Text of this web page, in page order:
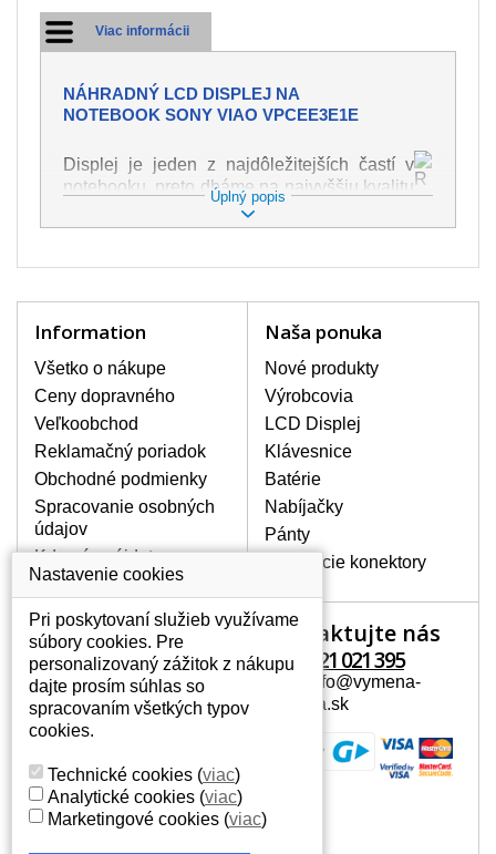
Viac informácii
NÁHRADNÝ LCD DISPLEJ NA
NOTEBOOK SONY VIAO VPCEE3E1E
Displej je jeden z najdôležitejších častí v
notebooku, preto dbáme na najvyššiu kvalitu
tohto náhradného dielu. Slúži k
zobrazovaniu textu či obrazu v rôznej
najväčšou opatrnosťou. Medzi najčastejšie
poškodenie napr. prasklinu alebo
poškrábanie. Ďalej zvislé pruhy, nesvietiaci
displej, preblikávanie alebo nerovnomerný
jas.
LCD DISPLEJE NAJVYŠŠEJ
KVALITY !
Skladom držíme len originálne displeje, ktoré
spĺňajú vysokú kvalitu triedy A+ bez chybných
pixelov a to po celú dobu záruky.
AKO ZISTÍTE AKÝ POTREBUJETE
DISPLEJ PRE SVOJ NOTEBOOK?
Displej je možné dohľadať podľa modelu
notebooku, ktorý je uvedený na spodnej
strane notebooku na štítku alebo pod
batériou. Býva tiež znázornený na
rámčeku alebo pri klávesnici. V prípade,
že máte displej demontovaný, dohľadáte
to vďaka modelovému označeniu z
displeja, ktoré sa nachádza na štítku pri
EAN kóde.
Úplný popis
Information
Všetko o nákupe
Ceny dopravného
Veľkoobchod
Reklamačný poriadok
Obchodné podmienky
Spracovanie osobných
údajov
Kde nás nájdete
Naša ponuka
Nové produkty
Výrobcovia
LCD Displej
Klávesnice
Batérie
Nabíjačky
Pánty
Napájacie konektory
Váš účet
Váš účet
Osobné informácie
Adresy
Kontaktujte nás
+421 221 021 395
Mail: info@vymena-
displeja.sk
Nastavenie cookies
Pri poskytovaní služieb využívame
súbory cookies. Pre
personalizovaný zážitok z nákupu
dajte prosím súhlas so
spracovaním všetkých typov
cookies.
Technické cookies (viac)
Analytické cookies (viac)
Marketingové cookies (viac)